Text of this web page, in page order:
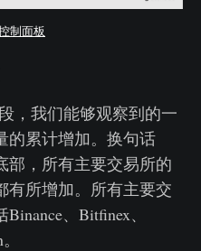
制面板
，我们能够观察到的一
的累计增加。换句话
部，所有主要交易所的
有所增加。所有主要交
、Bitfinex、